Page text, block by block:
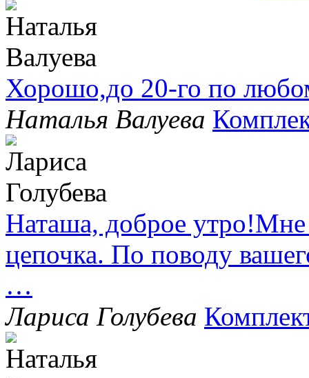
Хорошо,до 20-го по
Наталья Валуева
Наташа, доброе утро!Мне
цепочка. По поводу
…
Лариса Голубева